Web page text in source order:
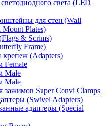
света (LED
для стен (Wall
Mount Plates)
& Scrims)
Frame)
(Adapters)
Female
Male
Male
зажимов Super Convi Clamps
(Swivel Adapters)
адаптеры (Special